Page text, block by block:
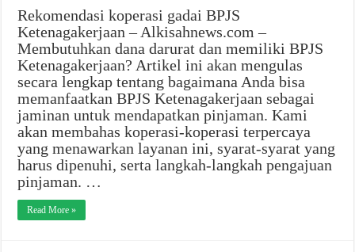
Rekomendasi koperasi gadai BPJS
Ketenagakerjaan – Alkisahnews.com –
Membutuhkan dana darurat dan memiliki BPJS
Ketenagakerjaan? Artikel ini akan mengulas
secara lengkap tentang bagaimana Anda bisa
memanfaatkan BPJS Ketenagakerjaan sebagai
jaminan untuk mendapatkan pinjaman. Kami
akan membahas koperasi-koperasi terpercaya
yang menawarkan layanan ini, syarat-syarat yang
harus dipenuhi, serta langkah-langkah pengajuan
pinjaman. …
Read More »